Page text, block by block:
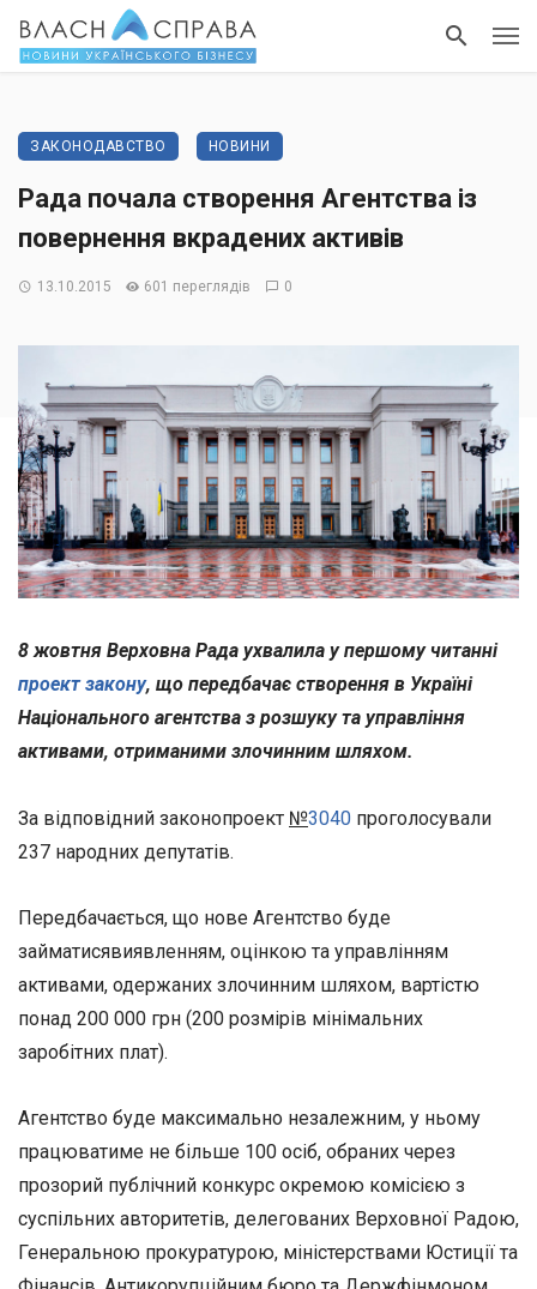
ЗАКОНОДАВСТВО НОВИНИ
Рада почала створення Агентства із
повернення вкрадених активів
13.10.2015 601 переглядів 0
8 жовтня Верховна Рада ухвалила у першому читанні
проект закону, що передбачає створення в Україні
Національного агентства з розшуку та управління
активами, отриманими злочинним шляхом.
За відповідний законопроект №3040 проголосували
237 народних депутатів.
Передбачається, що нове Агентство буде
займатисявиявленням, оцінкою та управлінням
активами, одержаних злочинним шляхом, вартістю
понад 200 000 грн (200 розмірів мінімальних
заробітних плат).
Агентство буде максимально незалежним, у ньому
працюватиме не більше 100 осіб, обраних через
прозорий публічний конкурс окремою комісією з
суспільних авторитетів, делегованих Верховної Радою,
Генеральною прокуратурою, міністерствами Юстиції та